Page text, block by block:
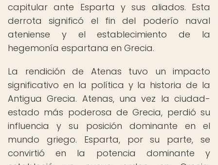
capitular ante Esparta y sus aliados. Esta
derrota significó el fin del poderío naval
ateniense y el establecimiento de la
hegemonía espartana en Grecia.
La rendición de Atenas tuvo un impacto
significativo en la política y la historia de la
Antigua Grecia. Atenas, una vez la ciudad-
estado más poderosa de Grecia, perdió su
influencia y su posición dominante en el
mundo griego. Esparta, por su parte, se
convirtió en la potencia dominante y